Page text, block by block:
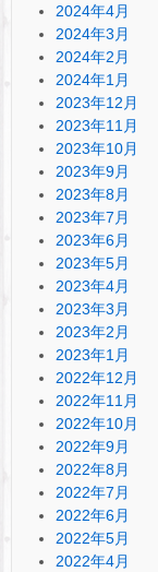
2024年4月
2024年3月
2024年2月
2024年1月
2023年12月
2023年11月
2023年10月
2023年9月
2023年8月
2023年7月
2023年6月
2023年5月
2023年4月
2023年3月
2023年2月
2023年1月
2022年12月
2022年11月
2022年10月
2022年9月
2022年8月
2022年7月
2022年6月
2022年5月
2022年4月